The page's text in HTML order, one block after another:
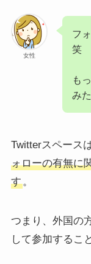
女性
フ
笑
も
み
Twitterスペース
ォローの有無に
す。
つまり、外国の
して参加するこ